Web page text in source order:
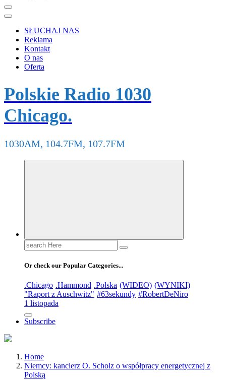
SŁUCHAJ NAS
Reklama
Kontakt
O nas
Oferta
Polskie Radio 1030
Chicago.
1030AM, 104.7FM, 107.7FM
Search
for:
Or check our Popular Categories...
.Chicago .Hammond .Polska (WIDEO) (WYNIKI)
"Raport z Auschwitz" #63sekundy #RobertDeNiro
1 listopada
Subscribe
Home
Niemcy: kanclerz O. Scholz o współpracy energetycznej z
Polską